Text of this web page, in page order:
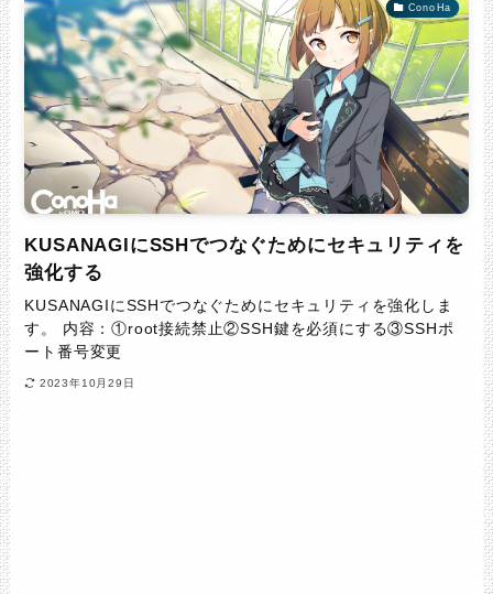
ConoHa
KUSANAGIにSSHでつなぐためにセキュリティを
強化する
KUSANAGIにSSHでつなぐためにセキュリティを強化しま
す。 内容：①root接続禁止②SSH鍵を必須にする③SSHポ
ート番号変更
2023年10月29日